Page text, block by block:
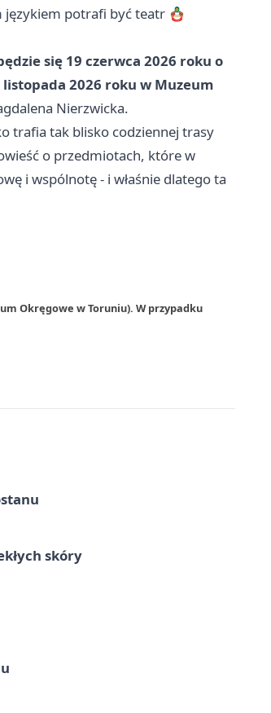
językiem potrafi być teatr 🪆
się 19 czerwca 2026 roku o
listopada 2026 roku w Muzeum
Nierzwicka.
trafia tak blisko codziennej trasy
o przedmiotach, które w
i wspólnotę - i właśnie dlatego ta
Okręgowe w Toruniu). W przypadku
skóry